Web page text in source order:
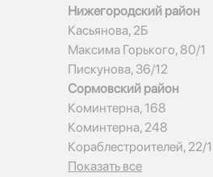
Нижегородский район
Касьянова, 2Б
Максима Горького, 80/1
Пискунова, 36/12
Сормовский район
Коминтерна, 168
Коминтерна, 248
Кораблестроителей, 22/1
Показать все